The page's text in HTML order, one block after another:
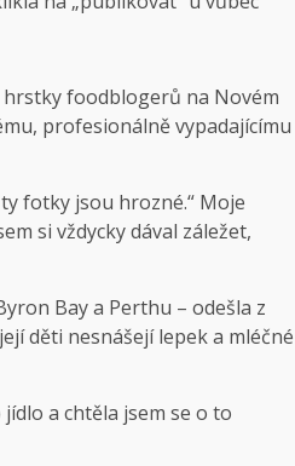
hrstky foodblogerů na Novém
profesionálně vypadajícímu
fotky jsou hrozné.“ Moje
si vždycky dával záležet,
Bay a Perthu – odešla z
děti nesnášejí lepek a mléčné
a chtěla jsem se o to